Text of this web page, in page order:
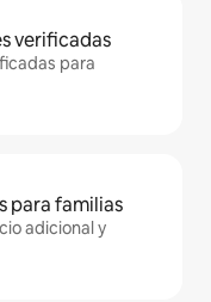
verificadas
para
para familias
adicional y